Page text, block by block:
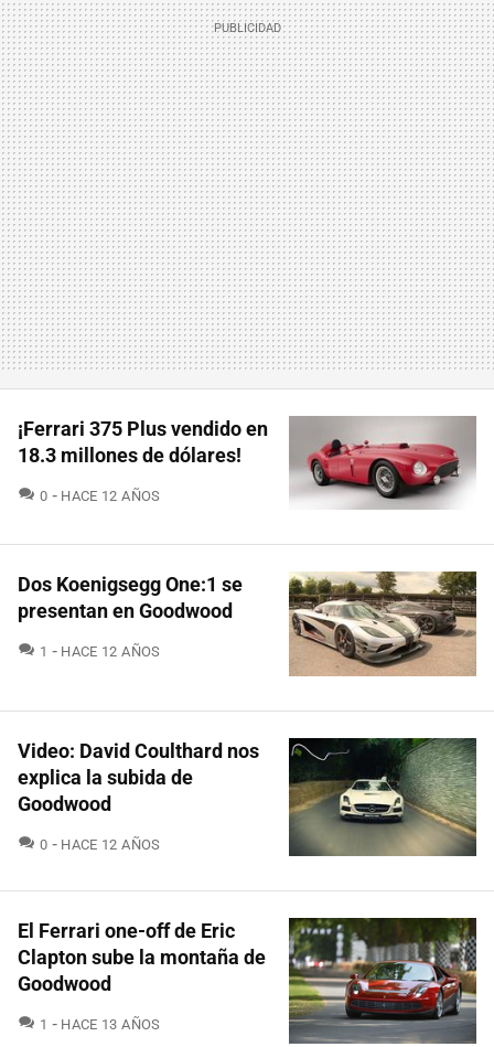
¡Ferrari 375 Plus vendido en
18.3 millones de dólares!
0 COMENTARIOS
HACE 12 AÑOS
Dos Koenigsegg One:1 se
presentan en Goodwood
1 COMENTARIOS
HACE 12 AÑOS
Video: David Coulthard nos
explica la subida de
Goodwood
0 COMENTARIOS
HACE 12 AÑOS
El Ferrari one-off de Eric
Clapton sube la montaña de
Goodwood
1 COMENTARIOS
HACE 13 AÑOS